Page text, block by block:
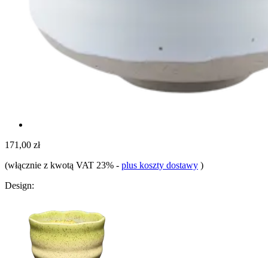
171,00 zł
(włącznie z kwotą VAT 23% - plus koszty dostawy )
Design: